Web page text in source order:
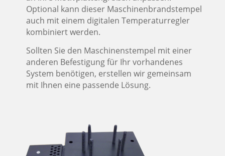
Optional kann dieser Maschinenbrandstempel
auch mit einem digitalen Temperaturregler
kombiniert werden.
Sollten Sie den Maschinenstempel mit einer
anderen Befestigung für Ihr vorhandenes
System benötigen, erstellen wir gemeinsam
mit Ihnen eine passende Lösung.